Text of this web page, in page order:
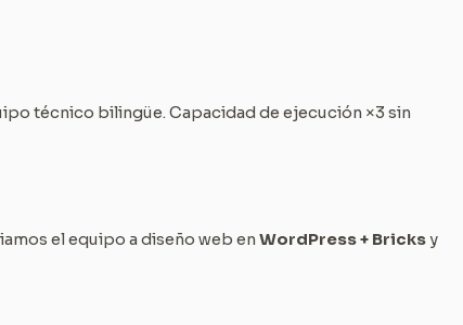
técnico bilingüe. Capacidad de ejecución ×3 sin
el equipo a diseño web en WordPress + Bricksy